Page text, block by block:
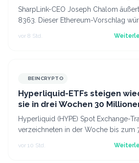
SharpLink-CEO Joseph Chalom
8363. Dieser Ethereum-Vorschlag
vor 8 Std.
BEINCRYPTO
Hyperliquid-ETFs steigen
sie in drei Wochen 30
haben
Hyperliquid (HYPE) Spot Exchange-
verzeichneten in der Woche bis zum
Nettozuflüsse. Nach drei Wochen mit…
vor 10 Std.